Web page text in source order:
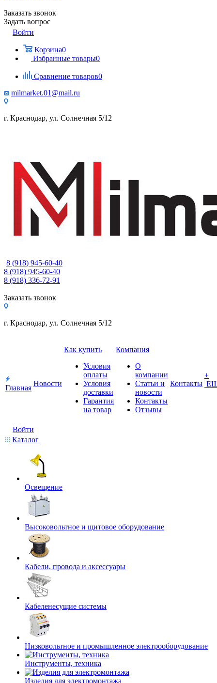
Заказать звонок
Задать вопрос
Войти
Корзина0
Избранные товары0
Сравнение товаров0
milmarket.01@mail.ru
г. Краснодар, ул. Солнечная 5/12
8 (918) 945-60-40
8 (918) 945-60-40
8 (918) 336-72-91
Заказать звонок
г. Краснодар, ул. Солнечная 5/12
Главная
Новости
Как купить
Условия
оплаты
Условия
доставки
Гарантия
на товар
Компания
О
компании
Статьи и
новости
Контакты
Отзывы
Контакты
+
Войти
Каталог
Освещение
Высоковольтное и щитовое оборудование
Кабели, провода и аксессуары
Кабеленесущие системы
Низковольтное и промышленное электрооборудование
Инструменты, техника
Изделия для электромонтажа